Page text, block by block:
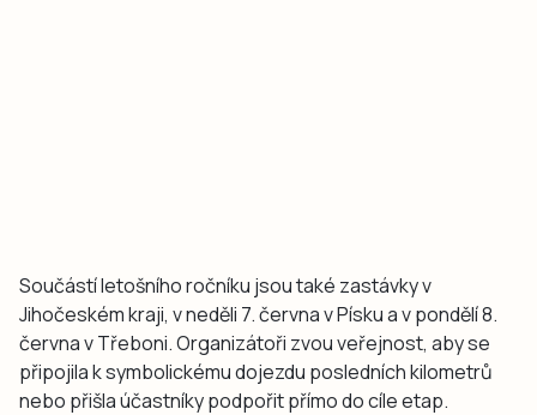
Součástí letošního ročníku jsou také zastávky v
Jihočeském kraji, v neděli 7. června v Písku a v pondělí 8.
června v Třeboni. Organizátoři zvou veřejnost, aby se
připojila k symbolickému dojezdu posledních kilometrů
nebo přišla účastníky podpořit přímo do cíle etap.